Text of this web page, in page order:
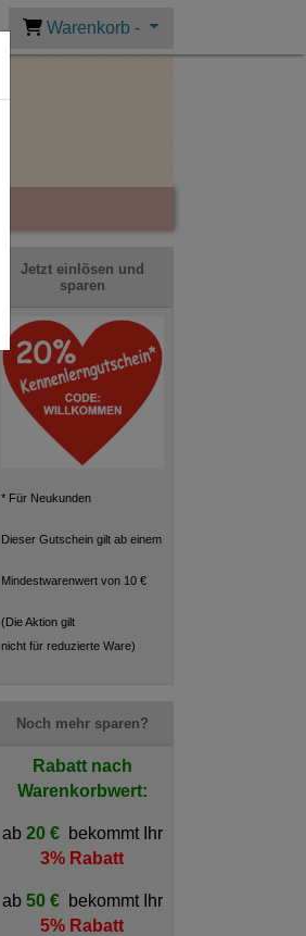
Warenkorb -
Jetzt einlösen und
sparen
* Für Neukunden
Dieser Gutschein gilt ab einem
Mindestwarenwert von 10 €
(Die Aktion gilt
nicht für reduzierte Ware)
Noch mehr sparen?
Rabatt nach
Warenkorbwert:
ab20 € bekommt Ihr
3% Rabatt
ab50 € bekommt Ihr
5% Rabatt